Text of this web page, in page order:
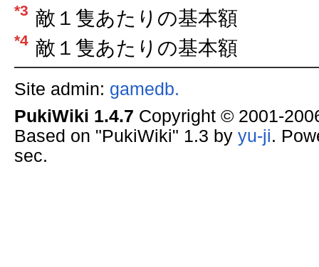
*3 敵１隻あたりの基本額
*4 敵１隻あたりの基本額
Site admin: gamedb.
PukiWiki 1.4.7 Copyright © 2001-
Based on "PukiWiki" 1.3 by yu-ji.
sec.